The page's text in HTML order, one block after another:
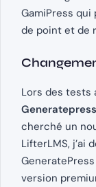
GamiPress
de point et de
Lors des tests
Generatepress
cherché un
LifterLMS, j’ai
version